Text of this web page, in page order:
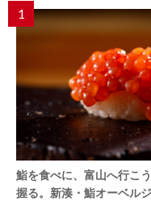
1
鮨を食べに、富山へ行こ
握る。新湊・鮨オーベル